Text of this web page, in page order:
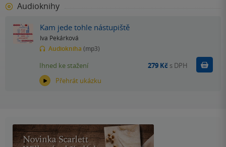
Audioknihy
Kam jede tohle nástupiště
Iva Pekárková
Audiokniha (mp3)
Přehrát ukázku
Ihned ke stažení 279 Kč s DPH Koupit